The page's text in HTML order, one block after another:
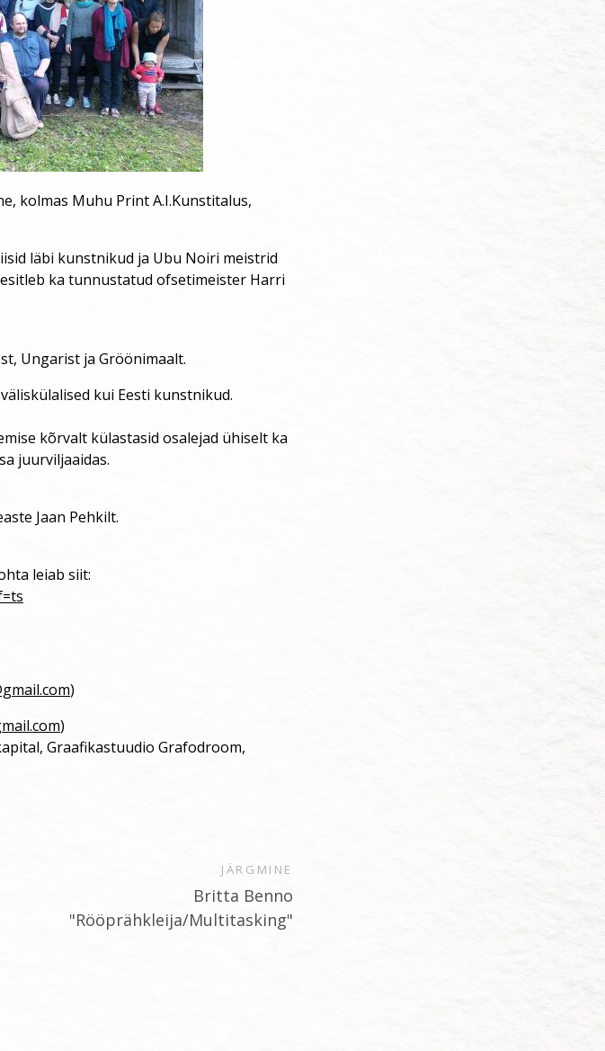
kolmas Muhu Print A.I.Kunstitalus,
läbi kunstnikud ja Ubu Noiri meistrid
ka tunnustatud ofsetimeister Harri
Ungarist ja Gröönimaalt.
kui Eesti kunstnikud.
kõrvalt külastasid osalejad ühiselt ka
juurviljaaidas.
Jaan Pehkilt.
leiab siit:
)
)
Graafikastuudio Grafodroom,
JÄRGMINE
Britta Benno
"Rööprähkleija/Multitasking"